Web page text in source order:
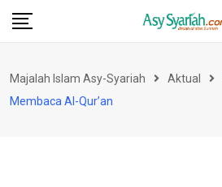
Skip
Majalah Islam Asy-Syariah Aktual
Membaca Al-Qur’an